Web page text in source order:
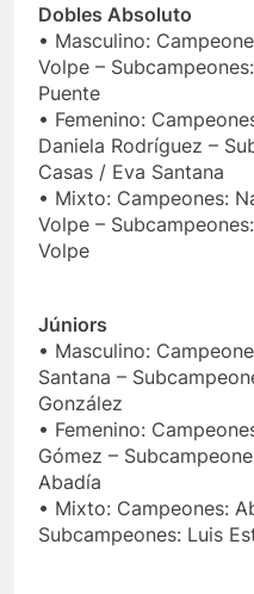
Dobles Absoluto
• Masculino:
Volpe –
Puente
• Femenino:
Daniela Rodríguez –
Casas / Eva Santana
• Mixto: Campeones:
Volpe –
Volpe
Júniors
• Masculino:
Santana –
González
• Femenino:
Gómez –
Abadía
• Mixto: Campeones:
Subcampeones: Luis